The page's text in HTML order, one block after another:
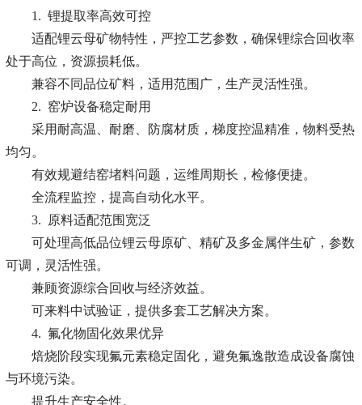
1. 锂提取率高效可控
适配锂云母矿物特性，严控工艺参数，确保锂综合回收率
处于高位，资源损耗低。
兼容不同品位矿料，适用范围广，生产灵活性强。
2. 窑炉设备稳定耐用
采用耐高温、耐磨、防腐材质，梯度控温精准，物料受热
均匀。
有效规避结窑堵料问题，运维周期长，检修便捷。
全流程监控，提高自动化水平。
3. 原料适配范围宽泛
可处理高低品位锂云母原矿、精矿及多金属伴生矿，参数
可调，灵活性强。
兼顾资源综合回收与经济效益。
可来料中试验证，提供多套工艺解决方案。
4. 氟化物固化效果优异
焙烧阶段实现氟元素稳定固化，避免氟逸散造成设备腐蚀
与环境污染。
提升生产安全性。